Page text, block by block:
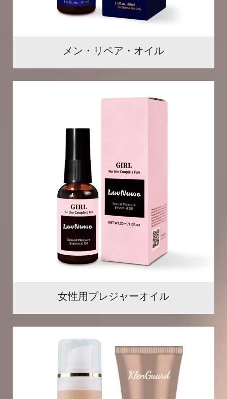
メン・リペア・オイル
女性用プレジャーオイル